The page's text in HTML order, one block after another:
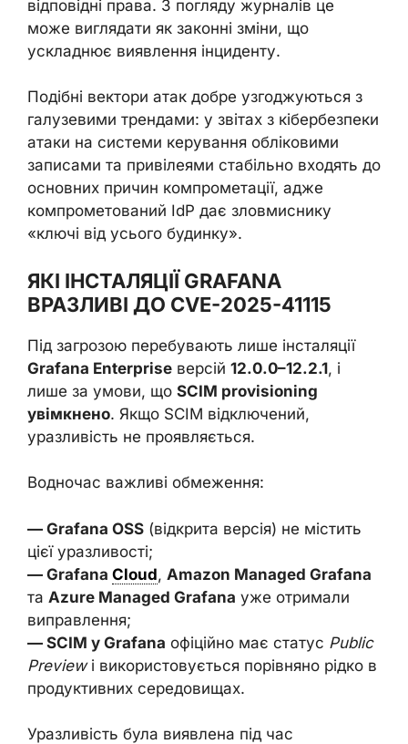
відповідні права. З погляду журналів це
може виглядати як законні зміни, що
ускладнює виявлення інциденту.
Подібні вектори атак добре узгоджуються з
галузевими трендами: у звітах з кібербезпеки
атаки на системи керування обліковими
записами та привілеями стабільно входять до
основних причин компрометації, адже
компрометований IdP дає зловмиснику
«ключі від усього будинку».
ЯКІ ІНСТАЛЯЦІЇ GRAFANA
ВРАЗЛИВІ ДО CVE-2025-41115
Під загрозою перебувають лише інсталяції
Grafana Enterprise версій 12.0.0–12.2.1, і
лише за умови, що SCIM provisioning
увімкнено. Якщо SCIM відключений,
уразливість не проявляється.
Водночас важливі обмеження:
— Grafana OSS (відкрита версія) не містить
цієї уразливості;
— Grafana Cloud, Amazon Managed Grafana
та Azure Managed Grafana уже отримали
виправлення;
— SCIM у Grafana офіційно має статус Public
Previewі використовується порівняно рідко в
продуктивних середовищах.
Уразливість була виявлена під час